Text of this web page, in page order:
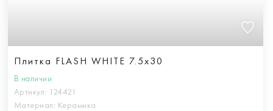
Плитка FLASH WHITE 7.5x30
В наличии
Артикул: 124421
Материал: Керамика